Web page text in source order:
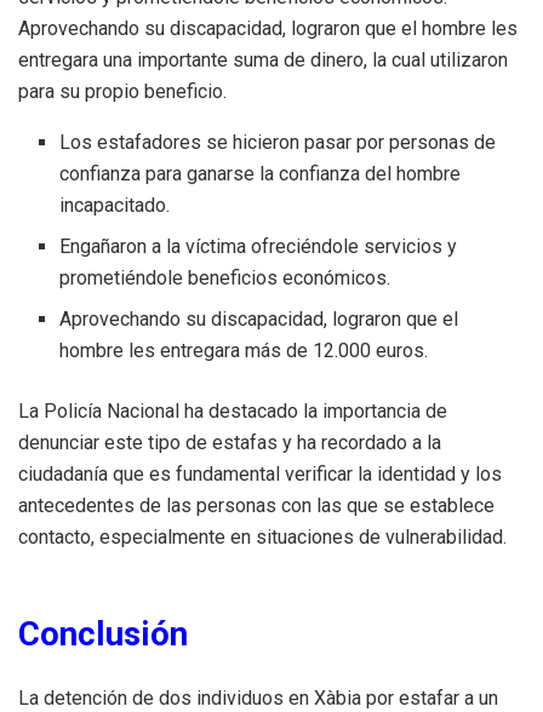
Aprovechando su discapacidad, lograron que el hombre les
entregara una importante suma de dinero, la cual utilizaron
para su propio beneficio.
Los estafadores se hicieron pasar por personas de
confianza para ganarse la confianza del hombre
incapacitado.
Engañaron a la víctima ofreciéndole servicios y
prometiéndole beneficios económicos.
Aprovechando su discapacidad, lograron que el
hombre les entregara más de 12.000 euros.
La Policía Nacional ha destacado la importancia de
denunciar este tipo de estafas y ha recordado a la
ciudadanía que es fundamental verificar la identidad y los
antecedentes de las personas con las que se establece
contacto, especialmente en situaciones de vulnerabilidad.
Conclusión
La detención de dos individuos en Xàbia por estafar a un